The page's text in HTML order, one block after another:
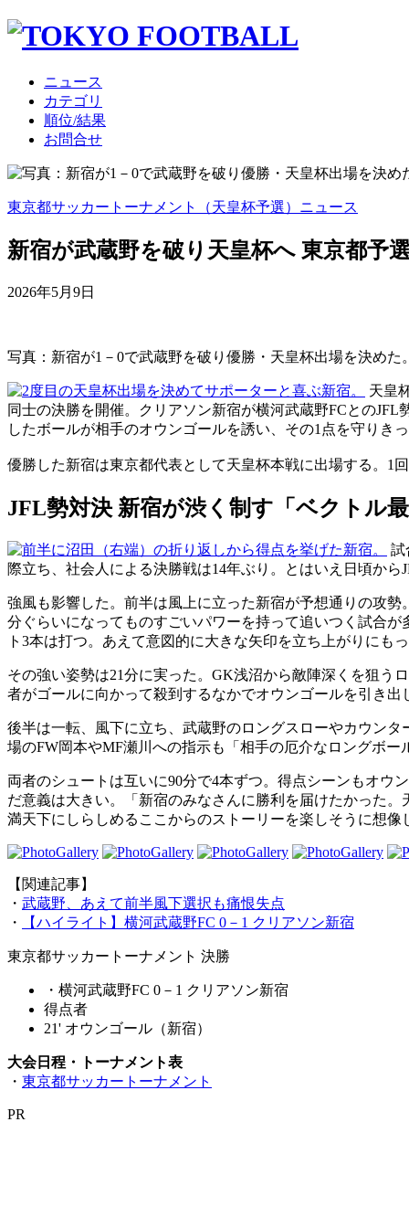
ニュース
カテゴリ
順位/結果
お問合せ
東京都サッカートーナメント（天皇杯予選）ニュース
新宿が武蔵野を破り天皇杯へ 東京都予
2026年5月9日
写真：新宿が1－0で武蔵野を破り優勝・天皇杯出場を決めた
天皇
同士の決勝を開催。クリアソン新宿が横河武蔵野FCとの
したボールが相手のオウンゴールを誘い、その1点を守りき
優勝した新宿は東京都代表として天皇杯本戦に出場する。1
JFL勢対決 新宿が渋く制す「ベクトル
試
際立ち、社会人による決勝戦は14年ぶり。とはいえ日頃か
強風も影響した。前半は風上に立った新宿が予想通りの攻
分ぐらいになってものすごいパワーを持って追いつく試合
ト3本は打つ。あえて意図的に大きな矢印を立ち上がりにも
その強い姿勢は21分に実った。GK浅沼から敵陣深くを狙う
者がゴールに向かって殺到するなかでオウンゴールを引き出
後半は一転、風下に立ち、武蔵野のロングスローやカウン
場のFW岡本やMF瀬川への指示も「相手の厄介なロングボ
両者のシュートは互いに90分で4本ずつ。得点シーンもオウ
だ意義は大きい。「新宿のみなさんに勝利を届けたかった
満天下にしらしめるここからのストーリーを楽しそうに想像
【関連記事】
・ 武蔵野、あえて前半風下選択も痛恨失点
・
【ハイライト】横河武蔵野FC 0－1 クリアソン新宿
東京都サッカートーナメント 決勝
・横河武蔵野FC 0－1 クリアソン新宿
得点者
21' オウンゴール（新宿）
大会日程・トーナメント表
・ 東京都サッカートーナメント
PR